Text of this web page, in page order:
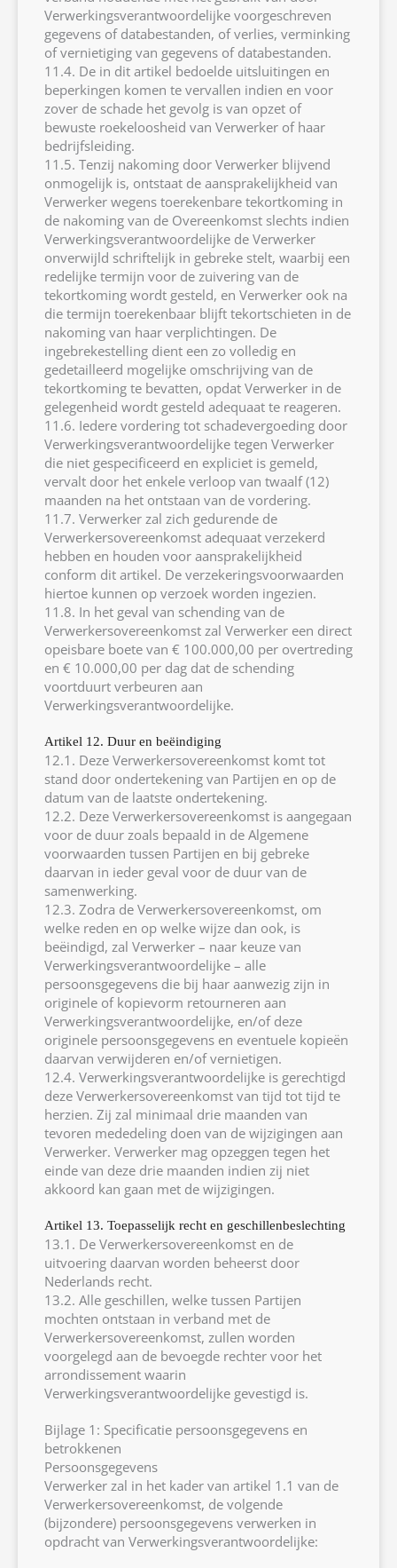
Verwerkingsverantwoordelijke voorgeschreven
gegevens of databestanden, of verlies, verminking
of vernietiging van gegevens of databestanden.
11.4. De in dit artikel bedoelde uitsluitingen en
beperkingen komen te vervallen indien en voor
zover de schade het gevolg is van opzet of
bewuste roekeloosheid van Verwerker of haar
bedrijfsleiding.
11.5. Tenzij nakoming door Verwerker blijvend
onmogelijk is, ontstaat de aansprakelijkheid van
Verwerker wegens toerekenbare tekortkoming in
de nakoming van de Overeenkomst slechts indien
Verwerkingsverantwoordelijke de Verwerker
onverwijld schriftelijk in gebreke stelt, waarbij een
redelijke termijn voor de zuivering van de
tekortkoming wordt gesteld, en Verwerker ook na
die termijn toerekenbaar blijft tekortschieten in de
nakoming van haar verplichtingen. De
ingebrekestelling dient een zo volledig en
gedetailleerd mogelijke omschrijving van de
tekortkoming te bevatten, opdat Verwerker in de
gelegenheid wordt gesteld adequaat te reageren.
11.6. Iedere vordering tot schadevergoeding door
Verwerkingsverantwoordelijke tegen Verwerker
die niet gespecificeerd en expliciet is gemeld,
vervalt door het enkele verloop van twaalf (12)
maanden na het ontstaan van de vordering.
11.7. Verwerker zal zich gedurende de
Verwerkersovereenkomst adequaat verzekerd
hebben en houden voor aansprakelijkheid
conform dit artikel. De verzekeringsvoorwaarden
hiertoe kunnen op verzoek worden ingezien.
11.8. In het geval van schending van de
Verwerkersovereenkomst zal Verwerker een direct
opeisbare boete van € 100.000,00 per overtreding
en € 10.000,00 per dag dat de schending
voortduurt verbeuren aan
Verwerkingsverantwoordelijke.
Artikel 12. Duur en beëindiging
12.1. Deze Verwerkersovereenkomst komt tot
stand door ondertekening van Partijen en op de
datum van de laatste ondertekening.
12.2. Deze Verwerkersovereenkomst is aangegaan
voor de duur zoals bepaald in de Algemene
voorwaarden tussen Partijen en bij gebreke
daarvan in ieder geval voor de duur van de
samenwerking.
12.3. Zodra de Verwerkersovereenkomst, om
welke reden en op welke wijze dan ook, is
beëindigd, zal Verwerker – naar keuze van
Verwerkingsverantwoordelijke – alle
persoonsgegevens die bij haar aanwezig zijn in
originele of kopievorm retourneren aan
Verwerkingsverantwoordelijke, en/of deze
originele persoonsgegevens en eventuele kopieën
daarvan verwijderen en/of vernietigen.
12.4. Verwerkingsverantwoordelijke is gerechtigd
deze Verwerkersovereenkomst van tijd tot tijd te
herzien. Zij zal minimaal drie maanden van
tevoren mededeling doen van de wijzigingen aan
Verwerker. Verwerker mag opzeggen tegen het
einde van deze drie maanden indien zij niet
akkoord kan gaan met de wijzigingen.
Artikel 13. Toepasselijk recht en geschillenbeslechting
13.1. De Verwerkersovereenkomst en de
uitvoering daarvan worden beheerst door
Nederlands recht.
13.2. Alle geschillen, welke tussen Partijen
mochten ontstaan in verband met de
Verwerkersovereenkomst, zullen worden
voorgelegd aan de bevoegde rechter voor het
arrondissement waarin
Verwerkingsverantwoordelijke gevestigd is.
Bijlage 1: Specificatie persoonsgegevens en
betrokkenen
Persoonsgegevens
Verwerker zal in het kader van artikel 1.1 van de
Verwerkersovereenkomst, de volgende
(bijzondere) persoonsgegevens verwerken in
opdracht van Verwerkingsverantwoordelijke: